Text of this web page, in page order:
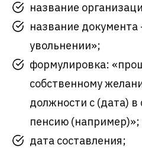
название
название документа
увольнении»;
формулировка:
собственному
должности с (дата)
пенсию (например)»;
дата составления;